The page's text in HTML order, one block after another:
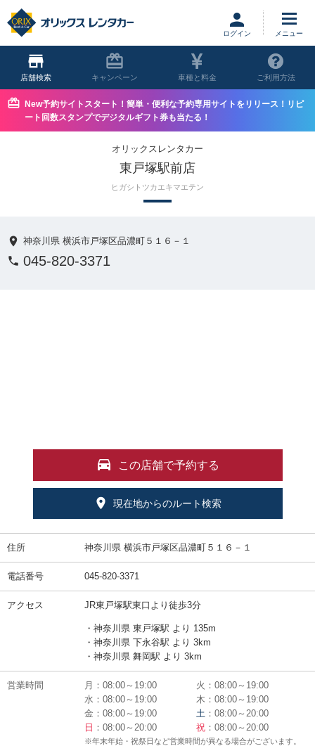
ログイン
店舗 キャンペーン 車種と料金 ご利用方法
New予約サイトスタート！簡単・便利な予約専用サイトをリリース！リピ
ート回数スタンプでデジタルギフト券も当たる！
オリックスレンタカー
東戸塚駅前店
ヒガシトツカエキマエテン
神奈川県 横浜市戸塚区品濃町５１６－１
045-820-3371
この店舗で予約する
現在地からのルート検索
住所 神奈川県 横浜市戸塚区品濃町５１６－１
電話番号 045-820-3371
アクセス JR東戸塚駅東口より徒歩3分
・神奈川県 東戸塚駅 より 135m
・神奈川県 下永谷駅 より 3km
・神奈川県 舞岡駅 より 3km
営業時間 月：08:00～19:00
火：08:00～19:00
水：08:00～19:00
木：08:00～19:00
金：08:00～19:00
土 ：08:00～20:00
日 ：08:00～20:00 祝 ：08:00～20:00
※年末年始・祝祭日など営業時間が異なる場合がございます。